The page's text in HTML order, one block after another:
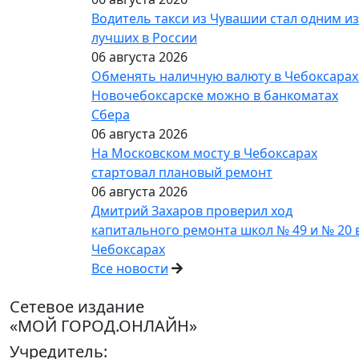
Водитель такси из Чувашии стал одним из
лучших в России
06 августа 2026
Обменять наличную валюту в
Новочебоксарске можно в банкоматах
Сбера
06 августа 2026
На Московском мосту в Чебоксарах
стартовал плановый ремонт
06 августа 2026
Дмитрий Захаров проверил ход
капитального ремонта школ № 49 и № 20
Чебоксарах
Все новости
Сетевое издание
«МОЙ ГОРОД.ОНЛАЙН»
Учредитель: